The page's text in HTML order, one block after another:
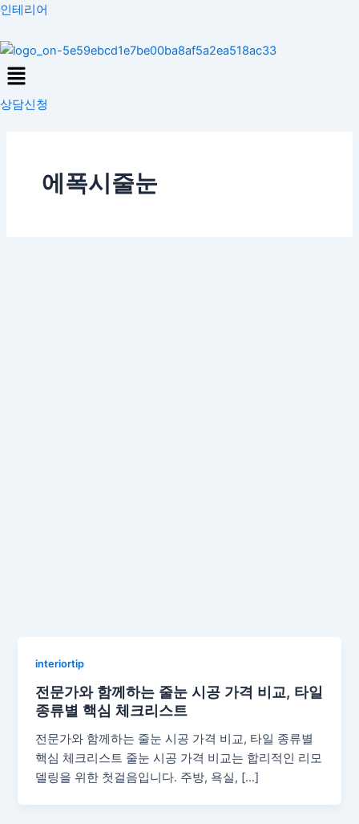
콘
츠
로
건
너
인테리어
Menu
상담신청
에폭시줄눈
interiortip
전문가와 함께하는 줄눈 시공 가격 비교, 타일
종류별 핵심 체크리스트
전문가와 함께하는 줄눈 시공 가격 비교, 타일 종류별
핵심 체크리스트 줄눈 시공 가격 비교는 합리적인 리모
델링을 위한 첫걸음입니다. 주방, 욕실, […]